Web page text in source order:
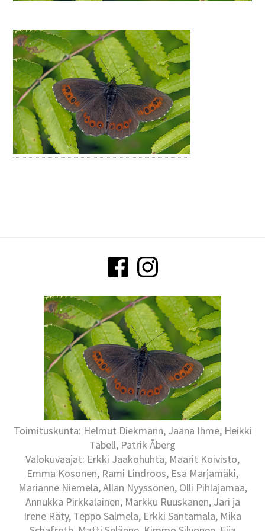
Toimituskunta: Helmut Diekmann, Jaana Ihme, Heikki
Tabell, Patrik Åberg
Valokuvaajat: Erkki Jaakohuhta, Maarit Koivisto,
Emma Kosonen, Rami Lindroos, Esa Marjamäki,
Marianne Niemelä, Allan Nyyssönen, Olli Pihlajamaa,
Annukka Pirkkalainen, Markku Ruuskanen, Jari ja
Irene Räty, Teppo Salmela, Erkki Santamala, Mika